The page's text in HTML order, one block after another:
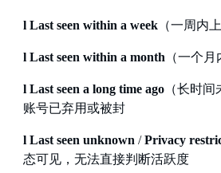
l Last seen within a week （一周内
l Last seen within a month （一个
l Last seen a long time ago （长时
账号已弃用或被封
l Last seen unknown /Privacy
态可见，无法直接判断活跃度